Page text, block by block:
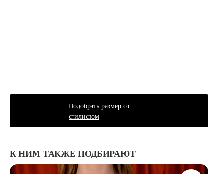
Подобрать размер со
стилистом
К НИМ ТАКЖЕ ПОДБИРАЮТ